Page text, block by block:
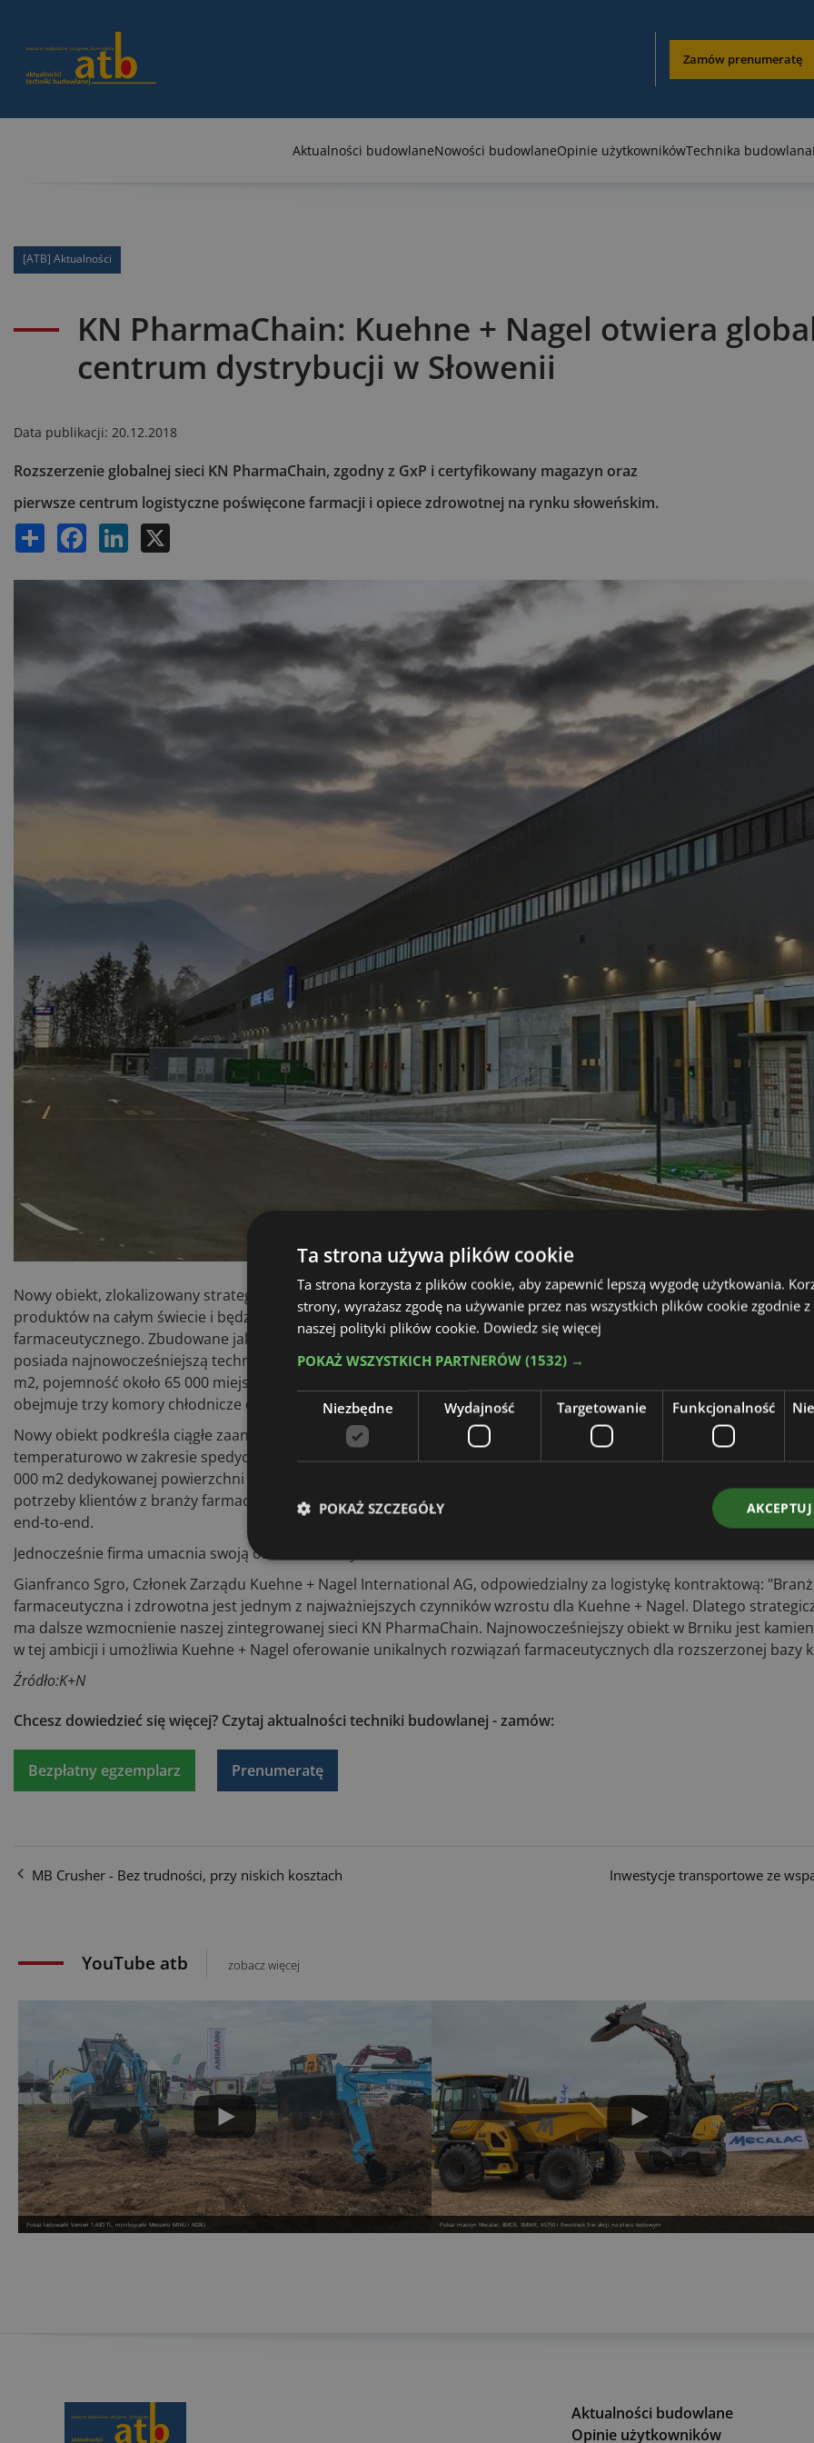
Zamów prenumeratę
Aktualności budowlaneNowości budowlaneOpinie użytkownikówTechnika budowlana
[ATB] Aktualności
KN PharmaChain: Kuehne + Nagel otwiera
centrum dystrybucji w Słowenii
Data publikacji: 20.12.2018
Rozszerzenie globalnej sieci KN PharmaChain, zgodny z GxP i certyfikowany magazyn oraz
pierwsze centrum logistyczne poświęcone farmacji i opiece zdrowotnej na rynku słoweńskim.
Share Facebook LinkedIn
Nowy obiekt, zlokalizowany strategicznie w bezpośrednim sąsiedztwie lotniska w Lublanie, będzie prowadzić
produktów na całym świecie i będzie wykorzystywany do przechowywania i dystrybucji materiałów produkcyjnych dla
farmaceutycznego. Zbudowane jako przyjazne środowisku centrum dystrybucji spełnia najwyższe standardy
posiada najnowocześniejszą technologię, aby zwiększyć obecne możliwości operacyjne. Obiekt zapewnia powierzchnię
m2, pojemność około 65 000 miejsc paletowych do odbioru, magazynowania i dystrybucji produktów wrażliwych na
obejmuje trzy komory chłodnicze do pracy w temperaturze od 15 do 25 ° C i od 2 do 8 ° C.
Nowy obiekt podkreśla ciągłe zaangażowanie firmy Kuehne + Nagel w rozszerzanie usług multimodalnych i
temperaturowo w zakresie spedycji i magazynowania na całym świecie. Dzięki globalnej sieci blisko 200
000 m2 dedykowanej powierzchni magazynowej i zespołowi specjalnie wyszkolonych operatorów, KN PharmaChain
potrzeby klientów z branży farmaceutycznej i opieki zdrowotnej, aby uzyskać znormalizowaną, niezawodną i zgodną
end-to-end.
Jednocześnie firma umacnia swoją obecność na rynku słoweńskim.
Gianfranco Sgro, Członek Zarządu Kuehne + Nagel International AG, odpowiedzialny za logistykę kontraktową:
farmaceutyczna i zdrowotna jest jednym z najważniejszych czynników wzrostu dla Kuehne + Nagel. Dlatego
ma dalsze wzmocnienie naszej zintegrowanej sieci KN PharmaChain. Najnowocześniejszy obiekt w Brniku jest
w tej ambicji i umożliwia Kuehne + Nagel oferowanie unikalnych rozwiązań farmaceutycznych dla rozszerzonej bazy
Źródło:K+N
Chcesz dowiedzieć się więcej? Czytaj aktualności techniki budowlanej - zamów:
Bezpłatny egzemplarz Prenumeratę
MB Crusher - Bez trudności, przy niskich kosztach Inwestycje transportowe ze
YouTube atb zobacz więcej
Pokaz ładowarki Venieri 1.63D TL, minikoparki Messersi M16U i M28U Pokaz maszyn Mecalac: 8MCR, 9MWR, AS750 i Revotrack 9 w akcji na placu testowym
Aktualności budowlane
Opinie użytkowników
Ta strona używa plików cookie
Ta strona korzysta z plików cookie, aby zapewnić lepszą wygodę użytkowania.
strony, wyrażasz zgodę na używanie przez nas wszystkich plików cookie zgodnie
naszej polityki plików cookie. Dowiedz się więcej
POKAŻ WSZYSTKICH PARTNERÓW (1532) →
Niezbędne Wydajność Targetowanie Funkcjonalność
POKAŻ SZCZEGÓŁY